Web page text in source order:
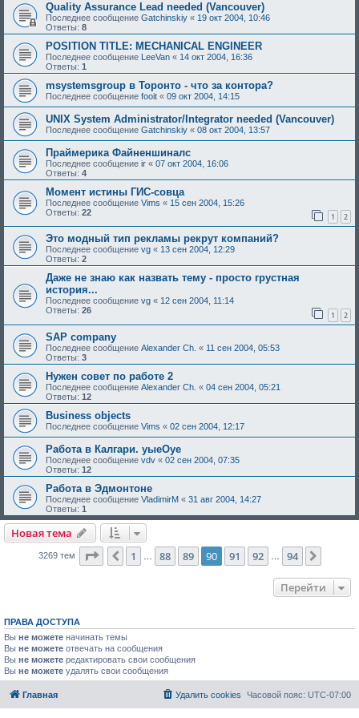
Quality Assurance Lead needed (Vancouver)
Последнее сообщение Gatchinskiy « 19 окт 2004, 10:46
Ответы: 8
POSITION TITLE: MECHANICAL ENGINEER
Последнее сообщение LeeVan « 14 окт 2004, 16:36
Ответы: 1
msystemsgroup в Торонто - что за контора?
Последнее сообщение fooit « 09 окт 2004, 14:15
UNIX System Administrator/Integrator needed (Vancouver)
Последнее сообщение Gatchinskiy « 08 окт 2004, 13:57
Праймерика Файненшиналс
Последнее сообщение ir « 07 окт 2004, 16:06
Ответы: 4
Момент истины ГИС-совца
Последнее сообщение Vims « 15 сен 2004, 15:26
Ответы: 22 1 2
Это модный тип рекламы рекрут компаний?
Последнее сообщение vg « 13 сен 2004, 12:29
Ответы: 2
Даже не знаю как назвать тему - просто грустная
история...
Последнее сообщение vg « 12 сен 2004, 11:14
Ответы: 26 1 2
SAP company
Последнее сообщение Alexander Ch. « 11 сен 2004, 05:53
Ответы: 3
Нужен совет по работе 2
Последнее сообщение Alexander Ch. « 04 сен 2004, 05:21
Ответы: 12
Business objects
Последнее сообщение Vims « 02 сен 2004, 12:17
Работа в Калгари. уыеОуе
Последнее сообщение vdv « 02 сен 2004, 07:35
Ответы: 12
Работа в Эдмонтоне
Последнее сообщение VladimirM « 31 авг 2004, 14:27
Ответы: 1
Новая тема
3269 тем Страница 90из 94
Пред.
1 88 89 90 91 92 94
Перейти
ПРАВА ДОСТУПА
Вы не можете начинать темы
Вы не можете отвечать на сообщения
Вы не можете редактировать свои сообщения
Вы не можете удалять свои сообщения
Главная Часовой пояс: UTC-07:00
Удалить cookies